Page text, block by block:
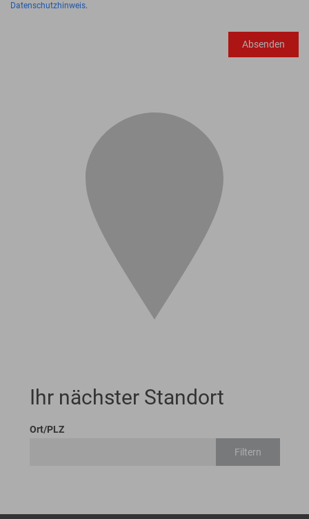
Datenschutzhinweis.
Absenden
Ihr nächster Standort
Ort/PLZ
Filtern